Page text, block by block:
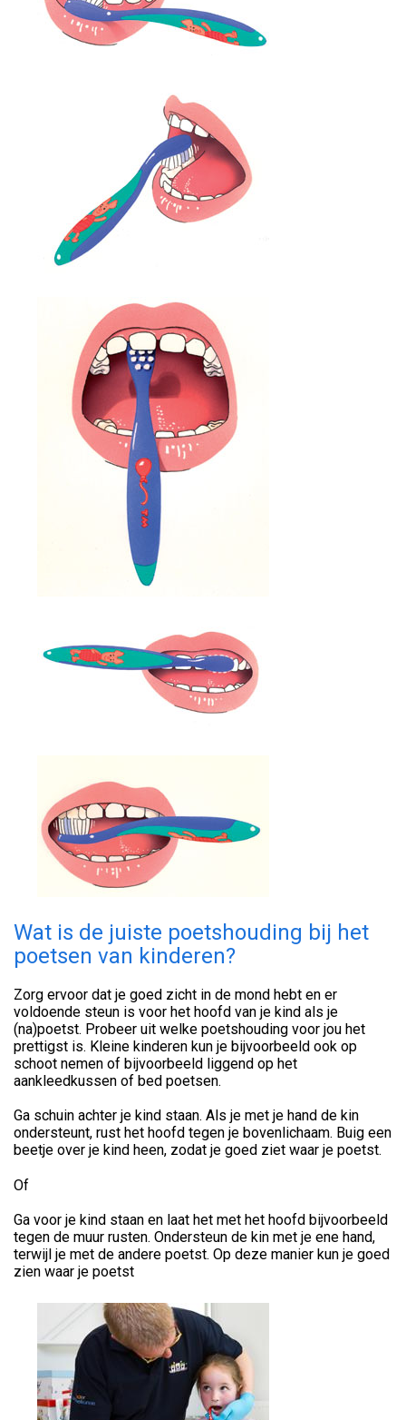
Wat is de juiste poetshouding bij het
poetsen van kinderen?
Zorg ervoor dat je goed zicht in de mond hebt en er
voldoende steun is voor het hoofd van je kind als je
(na)poetst. Probeer uit welke poetshouding voor jou het
prettigst is. Kleine kinderen kun je bijvoorbeeld ook op
schoot nemen of bijvoorbeeld liggend op het
aankleedkussen of bed poetsen.
Ga schuin achter je kind staan. Als je met je hand de kin
ondersteunt, rust het hoofd tegen je bovenlichaam. Buig een
beetje over je kind heen, zodat je goed ziet waar je poetst.
Of
Ga voor je kind staan en laat het met het hoofd bijvoorbeeld
tegen de muur rusten. Ondersteun de kin met je ene hand,
terwijl je met de andere poetst. Op deze manier kun je goed
zien waar je poetst